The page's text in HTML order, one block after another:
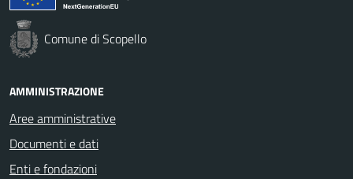
Comune di Scopello
AMMINISTRAZIONE
Aree amministrative
Documenti e dati
Enti e fondazioni